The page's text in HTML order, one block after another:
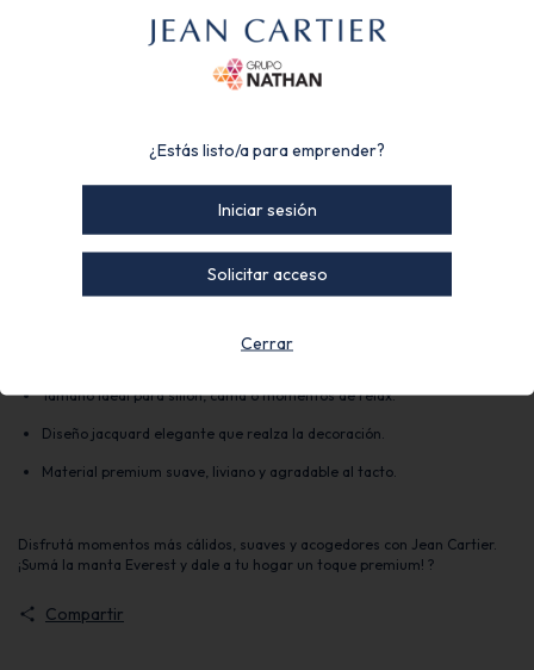
momentos de descanso
Microfibra Premium | Símil piel
Reverso aterciopelado que aporta mayor abrigo y suavidad.
Tamaño ideal para sillón, cama o momentos de relax.
Diseño jacquard elegante que realza la decoración.
Material premium suave, liviano y agradable al tacto.
Disfrutá momentos más cálidos, suaves y acogedores con Jean Cartier.
¡Sumá la manta Everest y dale a tu hogar un toque premium! ?
Compartir
¿Estás listo/a para emprender?
Iniciar sesión
Solicitar acceso
Cerrar